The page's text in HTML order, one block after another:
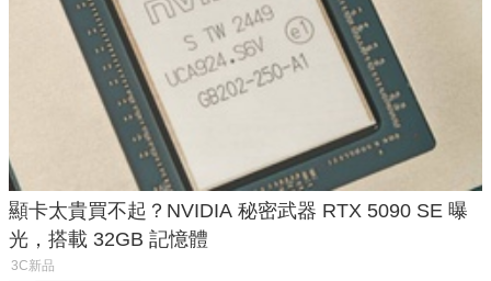
顯卡太貴買不起？NVIDIA 秘密武器 RTX 5090 SE 曝
光，搭載 32GB 記憶體
3C新品